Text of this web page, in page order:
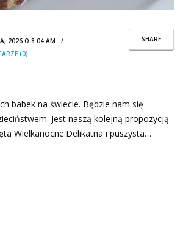
SHARE
2026 O 8:04 AM /
(0)
babek na świecie. Będzie nam się
Jest naszą kolejną propozycją
Wielkanocne.Delikatna i puszysta…